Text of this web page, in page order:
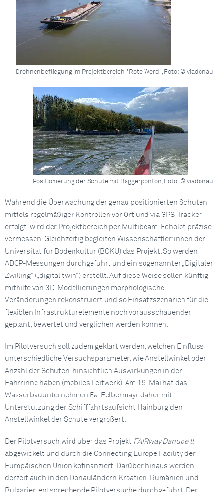
Drohnenbefliegung im Projektbereich "Rote Werd", Foto: © viadonau
Positionierung der Schute mit Baggerponton, Foto: © viadonau
Während die Überwachung der genau positionierten Schuten
mittels regelmäßiger Kontrollen vor Ort und via GPS-Tracker
erfolgt, wird der Projektbereich per Multibeam-Echolot präzise
vermessen. Gleichzeitig begleiten Wissenschaftler:innen der
Universität für Bodenkultur (BOKU) das Projekt. So werden
ADCP-Messungen durchgeführt und ein sogenannter „Digitaler
Zwilling“ („digital twin“) erstellt. Auf diese Weise sollen künftig
mithilfe von 3D-Modellierungen morphologische
Veränderungen rekonstruiert und so Einsatzszenarien für die
flexiblen Infrastrukturelemente noch vorausschauender
geplant, bewertet und verglichen werden können.
Im Pilotversuch soll zudem geklärt werden, welchen Einfluss
unterschiedliche Versuchsparameter, wie Anstellwinkel oder
Anzahl der Schuten, hinsichtlich Auswirkungen in der
Fahrrinne haben (mobiles Leitwerk). Am 19. Mai hat das
Wasserbauunternehmen Fa. Felbermayr daher mit
Unterstützung der Schifffahrtsaufsicht Hainburg den
Anstellwinkel der Schute vergrößert.
Der Pilotversuch wird über das Projekt FAIRway Danube ll
abgewickelt und durch die Connecting Europe Facility der
Europäischen Union kofinanziert. Darüber hinaus werden
derzeit auch in den Donauländern Kroatien, Rumänien und
Bulgarien entsprechende Pilotversuche durchgeführt. Der